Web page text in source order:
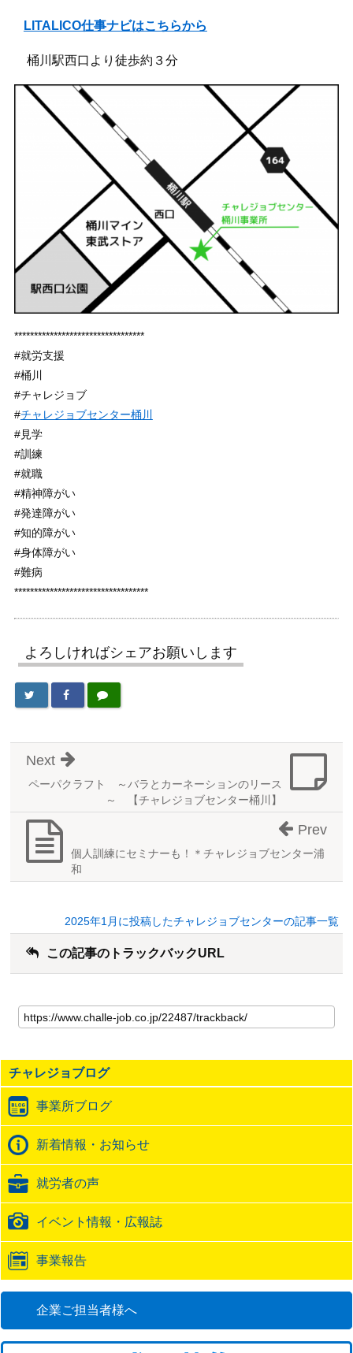
LITALICO仕事ナビはこちらから
桶川駅西口より徒歩約３分
*********************************
#就労支援
#桶川
#チャレジョブ
#チャレジョブセンター桶川
#見学
#訓練
#就職
#精神障がい
#発達障がい
#知的障がい
#身体障がい
#難病
**********************************
よろしければシェアお願いします
ペーパクラフト ～バラとカーネーションのリース
～ 【チャレジョブセンター桶川】
Next
個人訓練にセミナーも！＊チャレジョブセンター浦
和
Prev
2025年1月に投稿したチャレジョブセンターの記事一覧
この記事のトラックバックURL
の
記
の
ト
ッ
ク
バ
ッ
ク
URL
チャレジョブログ
事業所ブログ
新着情報・お知らせ
就労者の声
イベント情報・広報誌
事業報告
企業ご担当者様へ